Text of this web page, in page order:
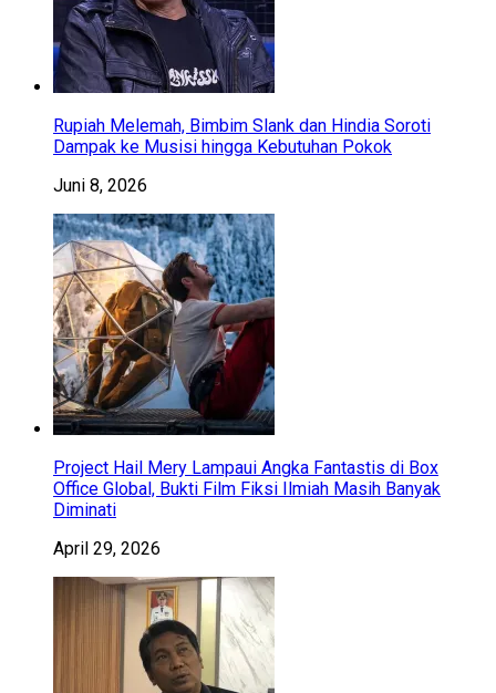
Rupiah Melemah, Bimbim Slank dan Hindia Soroti
Dampak ke Musisi hingga Kebutuhan Pokok
Juni 8, 2026
Project Hail Mery Lampaui Angka Fantastis di Box
Office Global, Bukti Film Fiksi Ilmiah Masih Banyak
Diminati
April 29, 2026